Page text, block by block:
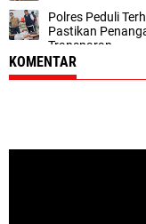
Polres Peduli
Pastikan
Transparan
KOMENTAR